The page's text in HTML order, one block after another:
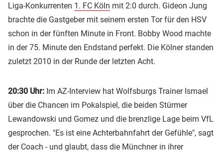
Liga-Konkurrenten 1. FC Köln mit 2:0 durch. Gideon Jung
brachte die Gastgeber mit seinem ersten Tor für den HSV
schon in der fünften Minute in Front. Bobby Wood machte
in der 75. Minute den Endstand perfekt. Die Kölner standen
zuletzt 2010 in der Runde der letzten Acht.
20:30 Uhr: Im AZ-Interview hat Wolfsburgs Trainer Ismael
über die Chancen im Pokalspiel, die beiden Stürmer
Lewandowski und Gomez und die brenzlige Lage beim VfL
gesprochen. "Es ist eine Achterbahnfahrt der Gefühle", sagt
der Coach - und glaubt, dass die Münchner in ihrer